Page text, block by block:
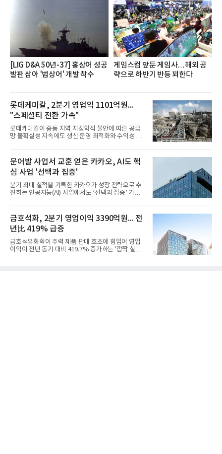
쳐 진행됐다.참고로 새로이(e)는 NH농협캐피탈 MZ
세대들로(과장~계장) 구성된 자율 참여조직으로, 조
직문화 혁신과 업무 효율성 향상을 위한 다양한 활동
을 추진하며,새로운 변화와 이로운 영향력을 조직전
반에 전파하는 역할
[LIG D&A 50년-37] 홍상어 성공
발판 삼아 '범상어' 개발 착수
게임스컴 앞둔 게임사…해외 공
략으로 하반기 반등 꾀한다
롯데케미칼, 2분기 영업익 1101억원...
"스페셜티 전환 가속"
롯데케미칼이 중동 지역 지정학적 불안에 따른 공급
망 불확실성 지속에도 생산 운영 최적화와 수익성 중
어갔다.롯데케미칼이 2026년 2분기 연결 기준 매출
액 5조6864억원, 영업이익 1101억원을 기록했다고 7
일 밝혔다. 사업별로는 기초화학 부문(롯데케미칼 기
초소재사업·LC타이탄·LC USA·롯데대산석화)이 매
출 3조9403억원, 영업이익 23억원을 기록했다. 정기
보수 영향과 원료 가격 변동에 따른 래깅 효과로 전분
기 대비 수익성은 둔화됐지만 흑자 전환 흐름을 유지
우호적인 환율 효과
문어발 사업서 교훈 얻은 카카오, AI도 핵
심 사업 '선택과 집중'
분기 최대 실적을 기록한 카카오가 성장 전략으로 추
진하는 인공지능(AI) 사업에서도 ‘선택과 집중’ 기조
라 투자에 나서는 것과 달리, 카카오는 ‘카카오톡’이
라는 플랫폼 경쟁력을 활용한 AI 에이전트 서비스에
집중하는 전략이다. 과거 무리한 사업 확장 과정에서
겪었던 시행착오를 되풀이하지 않고 핵심 역량에 집
중하겠다는 취지로 풀이된다.7일 업계에 따르면 카카
오는 올해 2분기 연결 기준 매출 2조985억원, 영업이
익 2770억원을 기록했다. 전년 동기 대비 매출과 영업
금호석화, 2분기 영업이익 3390억원... 전
년比 419% 급증
금호석유화학이 주력 제품 판매 호조에 힘입어 영업
이익이 전년 동기 대비 419.7% 증가하는 '깜짝 실